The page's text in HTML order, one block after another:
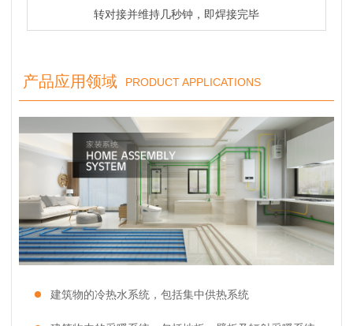
转对接并维持几秒钟，即焊接完毕
产品应用领域 PRODUCT APPLICATIONS
建筑物的冷热水系统，包括集中供热系统